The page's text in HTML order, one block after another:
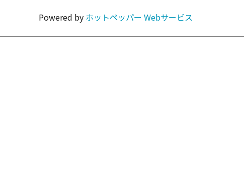
カラオケ・パーティ
Powered by ホットペッパー Webサービス